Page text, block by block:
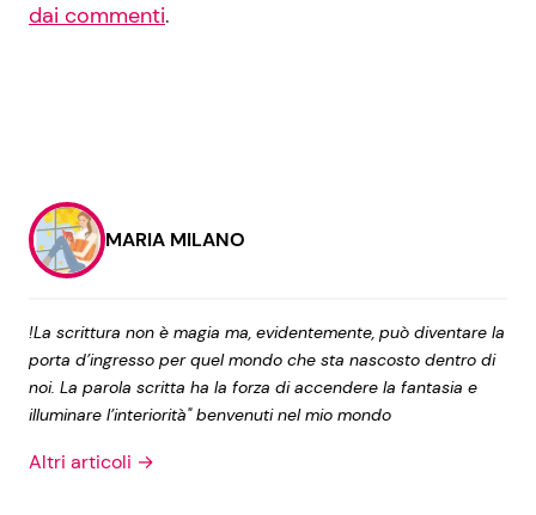
dai commenti.
MARIA MILANO
!La scrittura non è magia ma, evidentemente, può diventare la
porta d’ingresso per quel mondo che sta nascosto dentro di
noi. La parola scritta ha la forza di accendere la fantasia e
illuminare l’interiorità" benvenuti nel mio mondo
Altri articoli →